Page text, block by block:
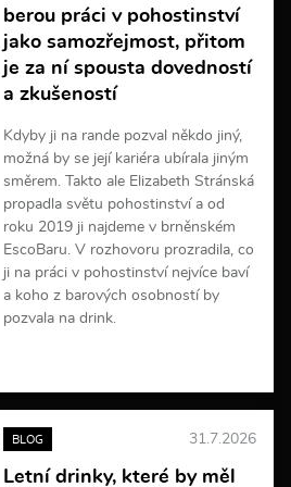
o
r
a
c
berou práci v pohostinství
jako samozřejmost, přitom
je za ní spousta dovedností
a zkušeností
Kdyby ji na rande pozval někdo jiný,
možná by se její kariéra ubírala jiným
směrem. Takto ale Elizabeth Stránská
propadla světu pohostinství a od
roku 2019 ji najdeme v brněnském
EscoBaru. V rozhovoru prozradila, co
ji na práci v pohostinství nejvíce baví
a koho z barových osobností by
pozvala na drink.
e
i
f
BLOG 31.7.2026
Letní drinky, které by měl